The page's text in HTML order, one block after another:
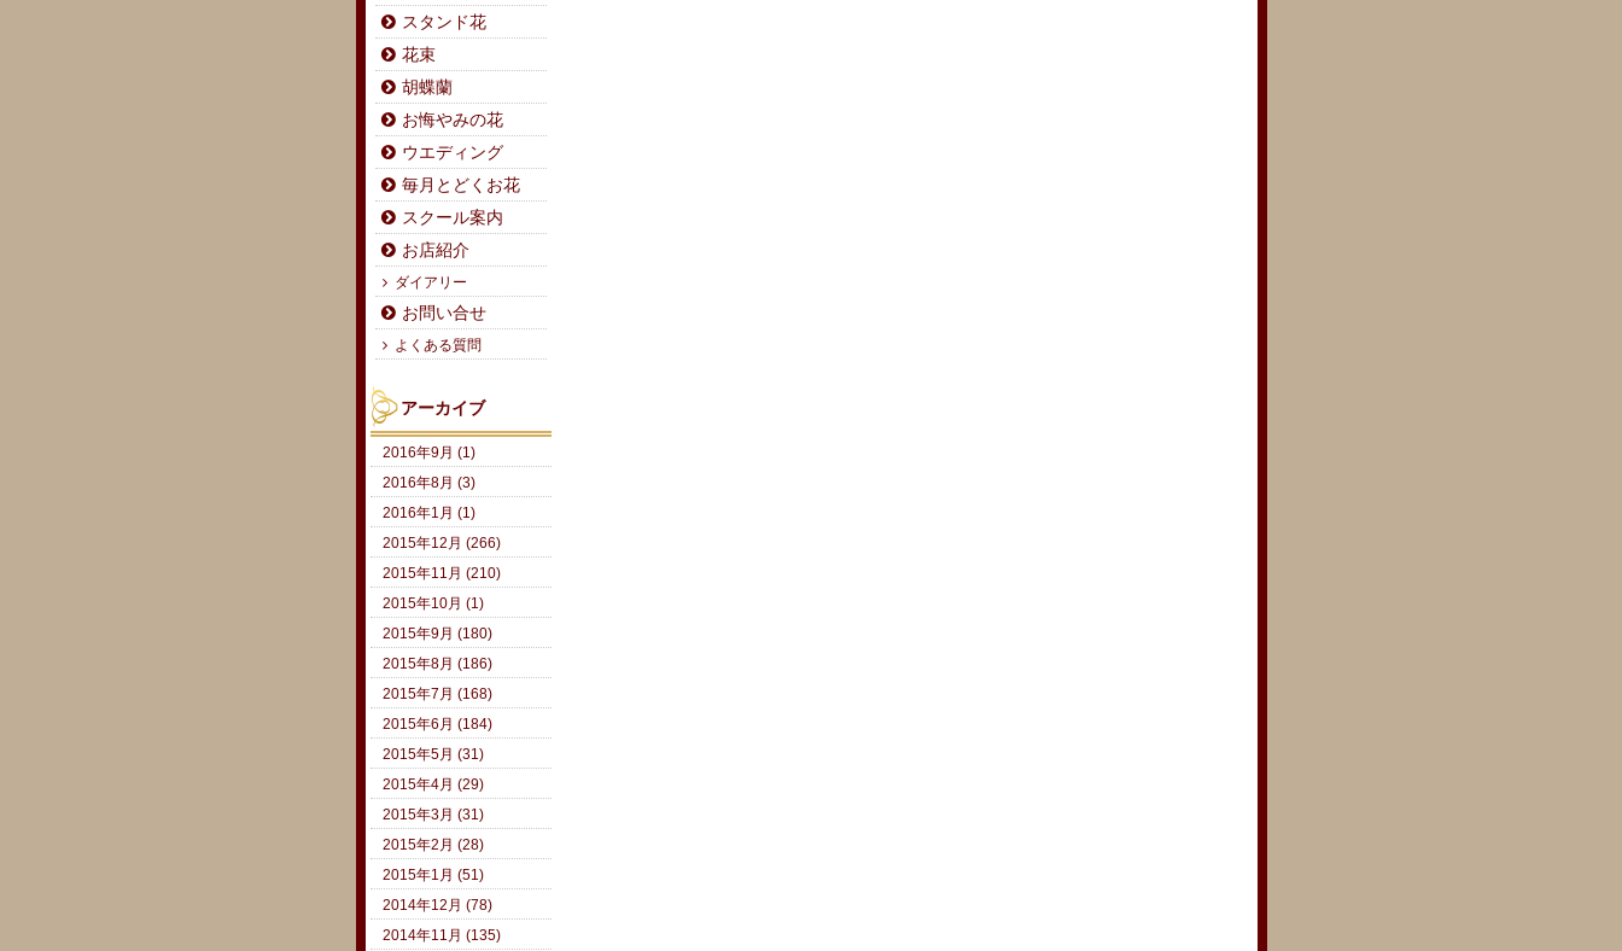
スタンド花
花束
胡蝶蘭
お悔やみの花
ウエディング
毎月とどくお花
スクール案内
お店紹介
ダイアリー
お問い合せ
よくある質問
アーカイブ
2016年9月 (1)
2016年8月 (3)
2016年1月 (1)
2015年12月 (266)
2015年11月 (210)
2015年10月 (1)
2015年9月 (180)
2015年8月 (186)
2015年7月 (168)
2015年6月 (184)
2015年5月 (31)
2015年4月 (29)
2015年3月 (31)
2015年2月 (28)
2015年1月 (51)
2014年12月 (78)
2014年11月 (135)